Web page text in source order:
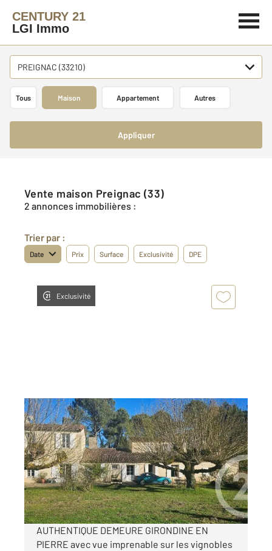
CENTURY 21
LGI Immo
PREIGNAC (33210)
Tous Maison Appartement Autres
Appliquer
Vente maison Preignac (33)
2 annonces immobilières :
Trier par :
Date Prix Surface Exclusivité DPE
Exclusivité
PREIGNAC 33
359 m2, 13 pièces
Ref : 10648
Maison à vendre
580 000 €
Visiter le site dédié
AUTHENTIQUE DEMEURE GIRONDINE EN
PIERRE avec vue imprenable sur les vignobles